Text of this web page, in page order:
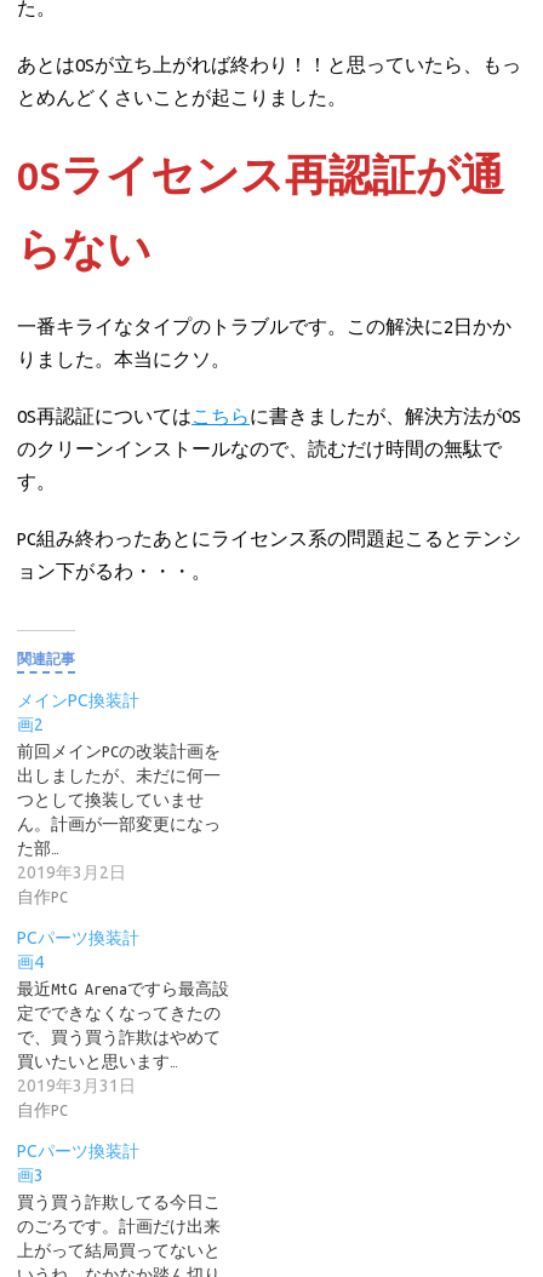
た。
あとはOSが立ち上がれば終わり！！と思っていたら、もっ
とめんどくさいことが起こりました。
OSライセンス再認証が通
らない
一番キライなタイプのトラブルです。この解決に2日かか
りました。本当にクソ。
OS再認証についてはこちらに書きましたが、解決方法がOS
のクリーンインストールなので、読むだけ時間の無駄で
す。
PC組み終わったあとにライセンス系の問題起こるとテンシ
ョン下がるわ・・・。
関連記事
メインPC換装計
画2
前回メインPCの改装計画を
出しましたが、未だに何一
つとして換装していませ
ん。計画が一部変更になっ
た部…
2019年3月2日
自作PC
PCパーツ換装計
画4
最近MtG Arenaですら最高設
定でできなくなってきたの
で、買う買う詐欺はやめて
買いたいと思います…
2019年3月31日
自作PC
PCパーツ換装計
画3
買う買う詐欺してる今日こ
のごろです。計画だけ出来
上がって結局買ってないと